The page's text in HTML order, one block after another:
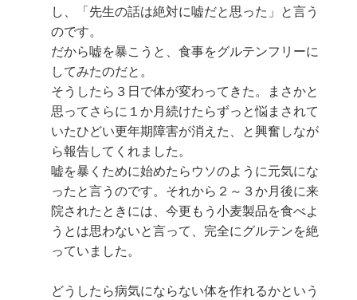
し、「先生の話は絶対に嘘だと思った」と言う
のです。
だから嘘を暴こうと、食事をグルテンフリーに
してみたのだと。
そうしたら３日で体が変わってきた。まさかと
思ってさらに１か月続けたらずっと悩まされて
いたひどい更年期障害が消えた、と興奮しなが
ら報告してくれました。
嘘を暴くために始めたらウソのように元気にな
ったと言うのです。それから２～３か月後に来
院されたときには、今更もう小麦製品を食べよ
うとは思わないと言って、完全にグルテンを絶
っていました。
どうしたら病気にならない体を作れるかという